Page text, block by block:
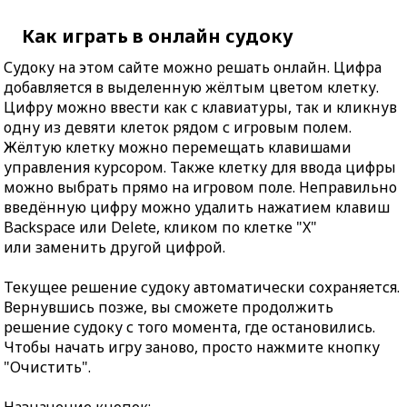
Как играть в онлайн судоку
Судоку на этом сайте можно решать онлайн. Цифра
добавляется в выделенную жёлтым цветом клетку.
Цифру можно ввести как с клавиатуры, так и кликнув
одну из девяти клеток рядом с игровым полем.
Жёлтую клетку можно перемещать клавишами
управления курсором. Также клетку для ввода цифры
можно выбрать прямо на игровом поле. Неправильно
введённую цифру можно удалить нажатием клавиш
Backspace или Delete, кликом по клетке "X"
или заменить другой цифрой.
Текущее решение судоку автоматически сохраняется.
Вернувшись позже, вы сможете продолжить
решение судоку с того момента, где остановились.
Чтобы начать игру заново, просто нажмите кнопку
"Очистить".